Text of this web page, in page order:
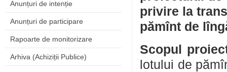
Anunțuri de intenție
Anunțuri de participare
Rapoarte de monitorizare
Arhiva (Achiziții Publice)
privire la
pămînt de
Scopul
lotului de